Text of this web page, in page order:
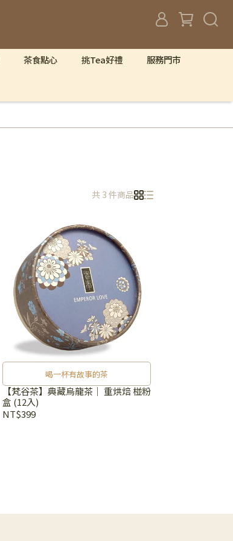
茶食點心 挑Tea好禮 服務門市
共 3 件商品
喝一杯有故事的茶
【梵谷茶】典藏烏龍茶｜ 重烘焙 椪粉
盒 (12入)
NT$399